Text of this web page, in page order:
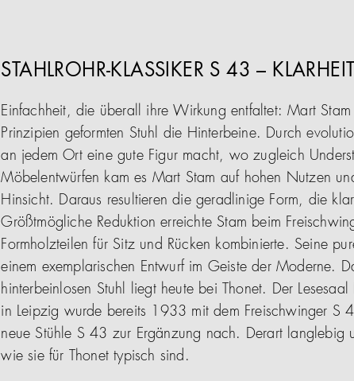
STAHLROHR-KLASSIKER S 43 –
Einfachheit, die überall ihre Wirkung entfaltet: Mart
Prinzipien geformten Stuhl die Hinterbeine. Durch
an jedem Ort eine gute Figur macht, wo zugleich
Möbelentwürfen kam es Mart Stam auf hohen Nutzen
Hinsicht. Daraus resultieren die geradlinige Form, die
Größtmögliche Reduktion erreichte Stam beim
Formholzteilen für Sitz und Rücken kombinierte. Seine
einem exemplarischen Entwurf im Geiste der Moderne.
hinterbeinlosen Stuhl liegt heute bei Thonet. Der
in Leipzig wurde bereits 1933 mit dem Freischwinger S
neue Stühle S 43 zur Ergänzung nach. Derart
wie sie für Thonet typisch sind.